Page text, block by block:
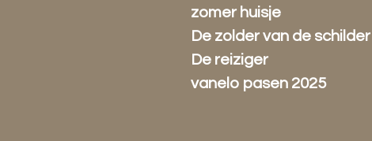
zomer huisje
De zolder van de schilder
De reiziger
vanelo pasen 2025